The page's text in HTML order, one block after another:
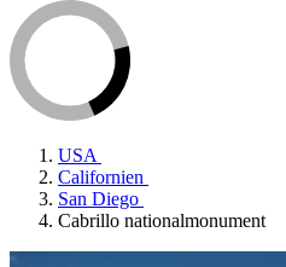
USA
Californien
San Diego
Cabrillo nationalmonument